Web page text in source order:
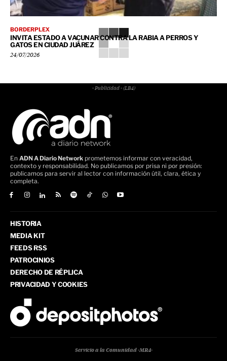
BORDERPLEX
INVITA ESTADO A VACUNAR CONTRA LA RABIA A PERROS Y
GATOS EN CIUDAD JUÁREZ
24/07/2026
- Publicidad - (LB4)
En ADN A Diario Network prometemos informar con veracidad,
contexto y responsabilidad. No publicamos por prisa ni por presión:
publicamos para servir al lector con información útil, clara, ética y
completa.
HISTORIA
MEDIA KIT
FEEDS RSS
PATROCINIOS
DERECHO DE RÉPLICA
PRIVACIDAD Y COOKIES
Servicio a la Comunidad -MR4-